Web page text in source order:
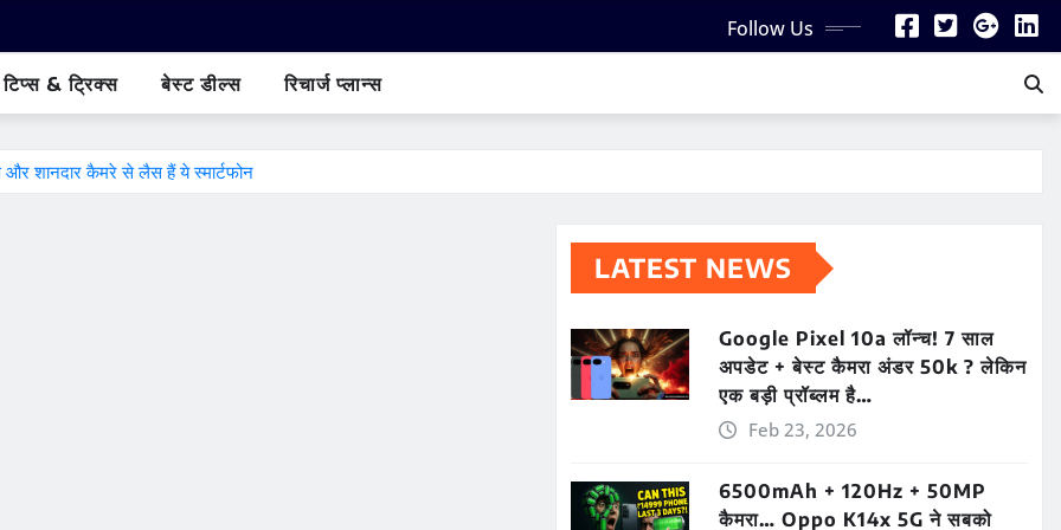
Follow Us
टिप्स & ट्रिक्स बेस्ट डील्स रिचार्ज प्लान्स
और शानदार कैमरे से लैस हैं ये स्मार्टफोन
LATEST NEWS
Google Pixel 10a लॉन्च! 7 साल
अपडेट + बेस्ट कैमरा अंडर 50k ? लेकिन
एक बड़ी प्रॉब्लम है…
Feb 23, 2026
6500mAh + 120Hz + 50MP
कैमरा… Oppo K14x 5G ने सबको